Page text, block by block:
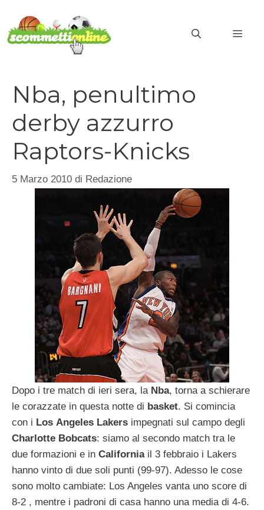
contenuto
Nba, penultimo
derby azzurro
Raptors-Knicks
5 Marzo 2010 di Redazione
Dopo i tre match di ieri sera, la Nba, torna a schierare
le corazzate in questa notte di basket. Si comincia
con i Los Angeles Lakers impegnati sul campo degli
Charlotte Bobcats: siamo al secondo match tra le
due formazioni e in Californiail 3 febbraio i Lakers
hanno vinto di due soli punti (99-97). Adesso le cose
sono molto cambiate: Los Angeles vanta uno score di
8-2 , mentre i padroni di casa hanno una media di 4-6.